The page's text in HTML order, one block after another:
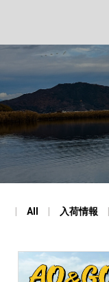
All 入荷情報